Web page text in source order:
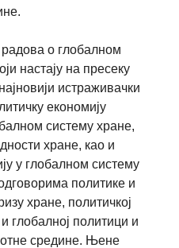
о глобалном
настају на пресеку
истраживачки
економију
систему хране,
хране, као и
у глобалном систему
политике и
хране, политичкој
глобалној политици и
средине. Њене